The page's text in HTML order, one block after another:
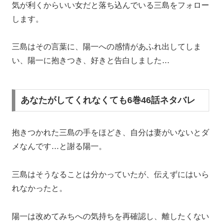
気が利くからいい女だと落ち込んでいる三島をフォロー
します。
三島はその言葉に、陽一への感情があふれ出してしま
い、陽一に抱きつき、好きと告白しました…
あなたがしてくれなくても6巻46話ネタバレ
抱きつかれた三島の手をほどき、自分は妻がいないとダ
メなんです…と謝る陽一。
三島はそうなることは分かっていたが、伝えずにはいら
れなかったと。
陽一は改めてみちへの気持ちを再確認し、離したくない